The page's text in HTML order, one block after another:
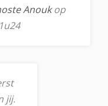
Anoukop
jij.